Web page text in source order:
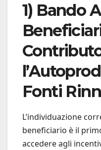
1) Bando
Fonti
L’individuazione
beneficiario è il
accedere agli